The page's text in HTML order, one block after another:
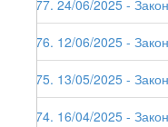
277. 24/06/2025 -
276. 12/06/2025 -
275. 13/05/2025 -
274. 16/04/2025 -